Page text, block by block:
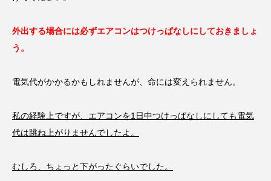
外出する場合には必ずエアコンはつけっぱなしにしておきましょ
う。
電気代がかかるかもしれませんが、命には変えられません。
私の経験上ですが、エアコンを1日中つけっぱなしにしても電気
代は跳ね上がりませんでしたよ。
むしろ、ちょっと下がったぐらいでした。